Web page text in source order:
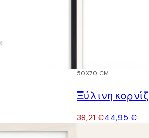
15%*
50X70 CM
Ξύλινη
38,21 €44,95 €